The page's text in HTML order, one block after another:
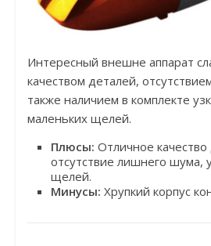
Интересный внешне аппарат
качеством деталей,
также наличием в комплекте
маленьких щелей.
Плюсы: Отличное качество
отсутствие лишнего шума,
щелей.
Минусы: Хрупкий корпус